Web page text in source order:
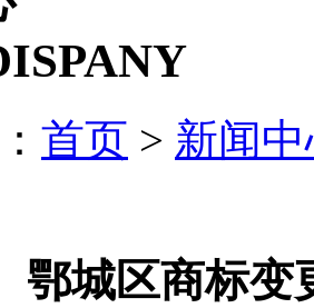
首页 > 新闻
鄂城区商标变